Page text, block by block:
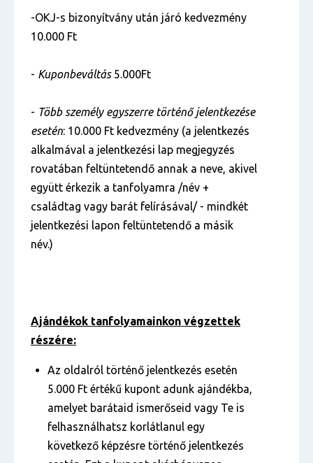
-OKJ-s bizonyítvány után járó kedvezmény
10.000 Ft
- Kuponbeváltás5.000Ft
- Több személy egyszerre történő jelentkezése
esetén: 10.000 Ft kedvezmény (a jelentkezés
alkalmával a jelentkezési lap megjegyzés
rovatában feltüntetendő annak a neve, akivel
együtt érkezik a tanfolyamra /név +
családtag vagy barát felírásával/ - mindkét
jelentkezési lapon feltüntetendő a másik
név.)
Ajándékok tanfolyamainkon végzettek
részére:
Az oldalról történő jelentkezés esetén
5.000 Ft értékű kupont adunk ajándékba,
amelyet barátaid ismerőseid vagy Te is
felhasználhatsz korlátlanul egy
következő képzésre történő jelentkezés